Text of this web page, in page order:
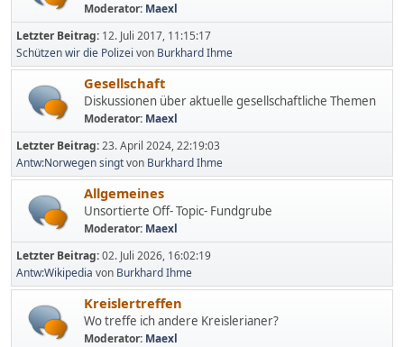
Moderator: Maexl
Letzter Beitrag: 12. Juli 2017, 11:15:17
Schützen wir die Polizei von Burkhard Ihme
Gesellschaft
Diskussionen über aktuelle gesellschaftliche Themen
Moderator: Maexl
Letzter Beitrag:23. April 2024, 22:19:03
Antw:Norwegen singtvon Burkhard Ihme
Allgemeines
Unsortierte Off- Topic- Fundgrube
Moderator: Maexl
Letzter Beitrag:02. Juli 2026, 16:02:19
Antw:Wikipedia von Burkhard Ihme
Kreislertreffen
Wo treffe ich andere Kreislerianer?
Moderator: Maexl